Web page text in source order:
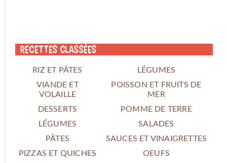
Recettes classées
RIZ ET PÂTES
LÉGUMES
VIANDE ET
VOLAILLE
POISSON ET FRUITS DE
MER
DESSERTS
POMME DE TERRE
LÉGUMES
SALADES
PÂTES
SAUCES ET VINAIGRETTES
PIZZAS ET QUICHES
OEUFS